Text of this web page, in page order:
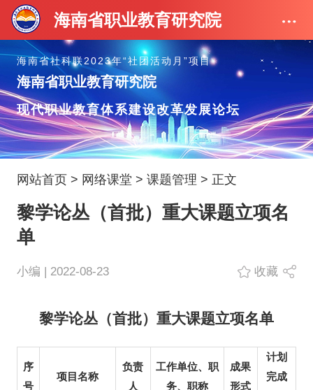
海南省职业教育研究院
海南省社科联2023年“社团活动月”项目
海南省职业教育研究院
现代职业教育体系建设改革发展论坛
网站首页 > 网络课堂 > 课题管理 > 正文
黎学论丛（首批）重大课题立项名
单
小编 | 2022-08-23 收藏
黎学论丛（首批）重大课题立项名单
序
号
项目名称
负责
人
工作单位、职
务、职称
成果
形式
计划
完成